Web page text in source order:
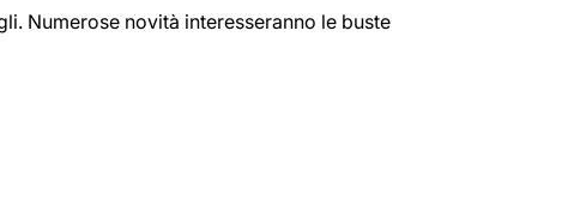
Numerose novità interesseranno le buste